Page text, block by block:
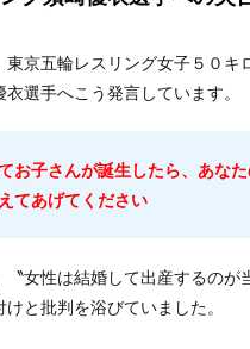
東京五輪レスリング女子５０キ
選手へこう発言しています。
お子さんが誕生したら、あな
てあげてください
〝女性は結婚して出産するのが
と批判を浴びていました。